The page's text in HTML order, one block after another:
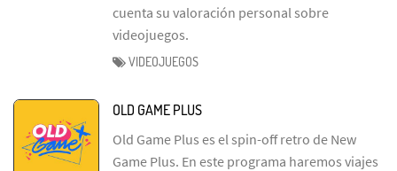
cuenta su valoración personal sobre
videojuegos.
VIDEOJUEGOS
OLD GAME PLUS
Old Game Plus es el spin-off retro de New
Game Plus. En este programa haremos viajes